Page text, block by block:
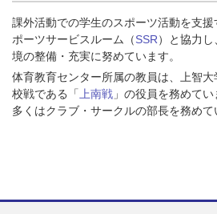
課外活動での学生のスポーツ活動を支
ポーツサービスルーム（SSR）と協力
境の整備・充実に努めています。
体育教育センター所属の教員は、上智
校戦である「 上南戦 」の役員を務めて
多くはクラブ・サークルの部長を務めて